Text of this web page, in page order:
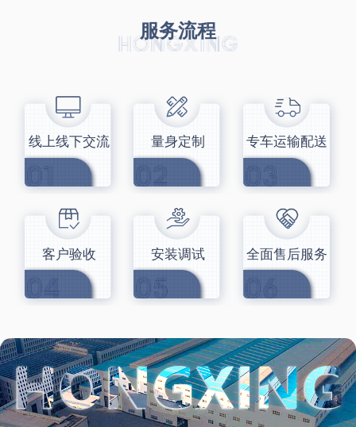
服务流程
线上线下交流 量身定制 专车运输配送
客户验收 安装调试 全面售后服务